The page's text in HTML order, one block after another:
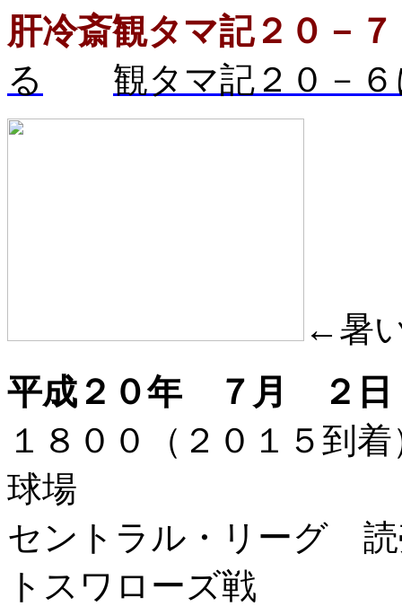
肝冷斎観タマ記２０－
る
観タマ記２０－
←暑
平成２０年 ７月 ２日
１８００（２０１５
球場
セントラル・リーグ 読
トスワローズ戦